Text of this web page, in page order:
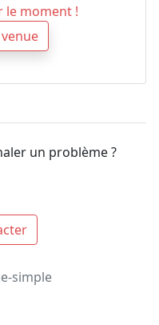
le moment !
un problème ?
simple